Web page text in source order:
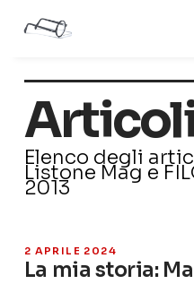
Elenco degli
Listone Mag e
2013
2 APRILE 2024
La mia storia: